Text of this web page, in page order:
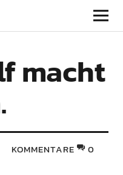
macht
KOMMENTARE 0